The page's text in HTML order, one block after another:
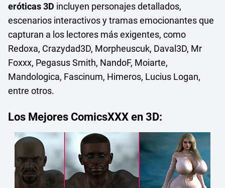
eróticas 3D incluyen personajes detallados,
escenarios interactivos y tramas emocionantes que
capturan a los lectores más exigentes, como
Redoxa, Crazydad3D, Morpheuscuk, Daval3D, Mr
Foxxx, Pegasus Smith, NandoF, Moiarte,
Mandologica, Fascinum, Himeros, Lucius Logan,
entre otros.
Los Mejores ComicsXXX en 3D: